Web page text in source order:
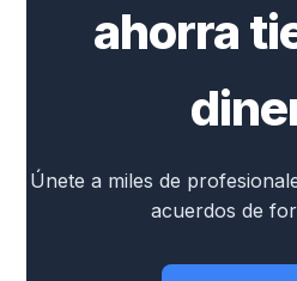
ahorra
Únete a miles de
acuerdos de